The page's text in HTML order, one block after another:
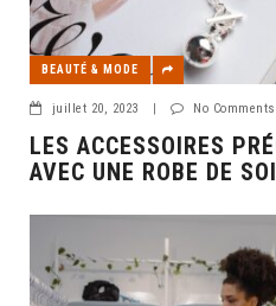
BEAUTÉ & MODE
juillet 20, 2023 No Comments
LES ACCESSOIRES
AVEC UNE ROBE DE